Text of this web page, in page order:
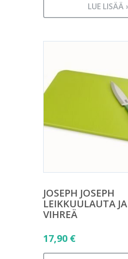
LUE LISÄÄ
JOSEPH JOSEPH
LEIKKUULAUTA
VIHREÄ
17,90 €